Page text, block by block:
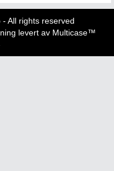
All rights reserved
levert av Multicase™